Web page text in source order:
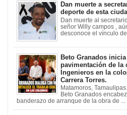
Dan muerte a
deporte de esta
Dan muerte al
señor Willy campos ,
desconoce el vínculo del
Beto Granados inicia
pavimentación de la
Ingenieros en la
Carrera Torres.
Matamoros,
Beto Granados
banderazo de arranque de la obra de ...